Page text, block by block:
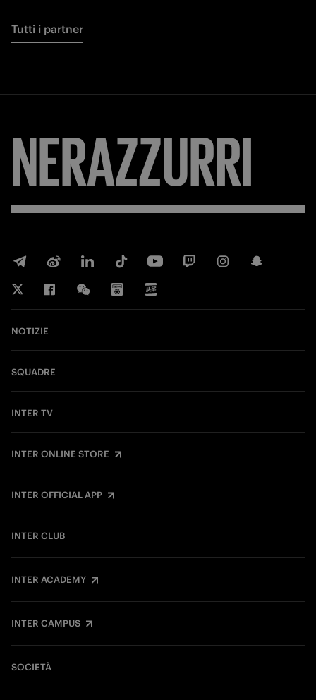
Tutti i partner
NERAZZURRI
NOTIZIE
SQUADRE
INTER TV
INTER ONLINE STORE
INTER OFFICIAL APP
INTER CLUB
INTER ACADEMY
INTER CAMPUS
SOCIETÀ